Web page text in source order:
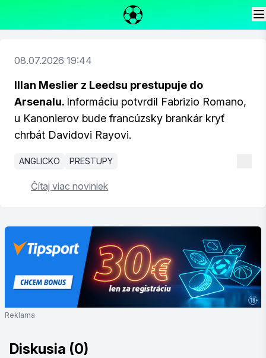
08.07.2026 19:44
Illan Meslier z Leedsu prestupuje do
Arsenalu. Informáciu potvrdil Fabrizio Romano,
u Kanonierov bude francúzsky brankár kryť
chrbát Davidovi Rayovi.
ANGLICKO PRESTUPY
Čítaj viac noviniek
Reklama
Diskusia (0)